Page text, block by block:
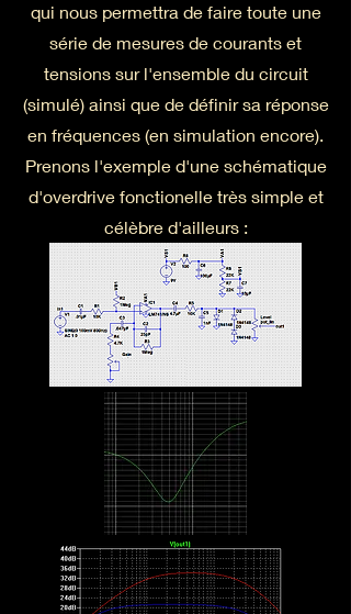
qui nous permettra de faire toute une
série de mesures de courants et
tensions sur l'ensemble du circuit
(simulé) ainsi que de définir sa réponse
en fréquences (en simulation encore).
Prenons l'exemple d'une schématique
d'overdrive fonctionelle très simple et
célèbre d'ailleurs :